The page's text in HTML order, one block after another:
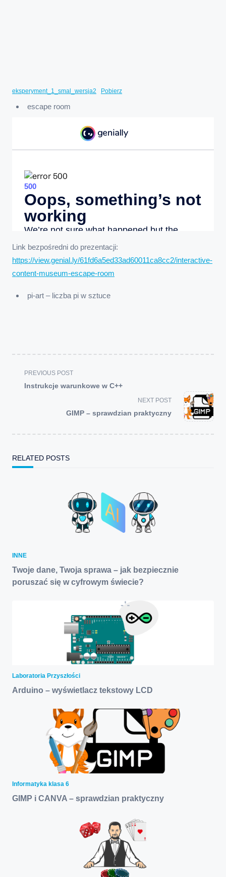
eksperyment_1_smal_wersja2 Pobierz
escape room
Link bezpośredni do prezentacji:
https://view.genial.ly/61fd6a5ed33ad60011ca8cc2/interactive-
content-museum-escape-room
pi-art – liczba pi w sztuce
<span
class="nav-
PREVIOUS POST
Instrukcje warunkowe w C++
NEXT POST
GIMP – sprawdzian praktyczny
RELATED POSTS
INNE
Twoje dane, Twoja sprawa – jak bezpiecznie
poruszać się w cyfrowym świecie?
Laboratoria Przyszłości
Arduino – wyświetlacz tekstowy LCD
Informatyka klasa 6
GIMP i CANVA – sprawdzian praktyczny